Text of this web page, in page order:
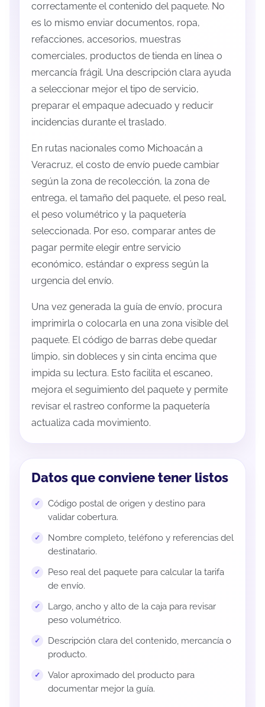
correctamente el contenido del paquete. No
es lo mismo enviar documentos, ropa,
refacciones, accesorios, muestras
comerciales, productos de tienda en línea o
mercancía frágil. Una descripción clara ayuda
a seleccionar mejor el tipo de servicio,
preparar el empaque adecuado y reducir
incidencias durante el traslado.
En rutas nacionales como Michoacán a
Veracruz, el costo de envío puede cambiar
según la zona de recolección, la zona de
entrega, el tamaño del paquete, el peso real,
el peso volumétrico y la paquetería
seleccionada. Por eso, comparar antes de
pagar permite elegir entre servicio
económico, estándar o express según la
urgencia del envío.
Una vez generada la guía de envío, procura
imprimirla o colocarla en una zona visible del
paquete. El código de barras debe quedar
limpio, sin dobleces y sin cinta encima que
impida su lectura. Esto facilita el escaneo,
mejora el seguimiento del paquete y permite
revisar el rastreo conforme la paquetería
actualiza cada movimiento.
Datos que conviene tener listos
Código postal de origen y destino para
validar cobertura.
Nombre completo, teléfono y referencias del
destinatario.
Peso real del paquete para calcular la tarifa
de envío.
Largo, ancho y alto de la caja para revisar
peso volumétrico.
Descripción clara del contenido, mercancía o
producto.
Valor aproximado del producto para
documentar mejor la guía.